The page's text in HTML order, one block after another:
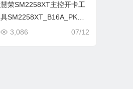
慧荣SM2258XT主控开卡工
具SM2258XT_B16A_PKGQ
1220A_FWQ1204B0
07/12
3,086